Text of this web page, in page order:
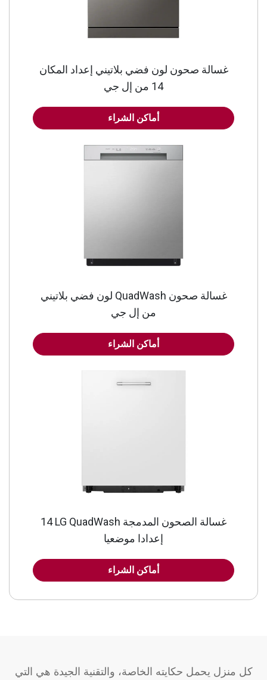
غسالة صحون لون فضي بلاتيني إعداد المكان
14 من إل جي
أماكن الشراء
غسالة صحون QuadWash لون فضي بلاتيني
من إل جي
أماكن الشراء
غسالة الصحون المدمجة LG QuadWash‎ ‏14
إعدادا موضعيا
أماكن الشراء
كل منزل يحمل حكايته الخاصة، والتقنية الجيدة هي التي